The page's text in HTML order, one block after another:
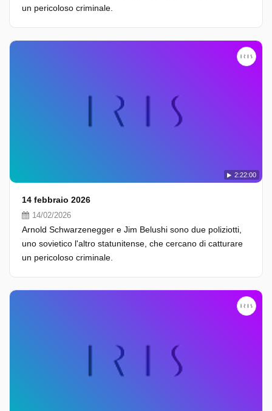
un pericoloso criminale.
2:22:00
14 febbraio 2026
14/02/2026
Arnold Schwarzenegger e Jim Belushi sono due poliziotti,
uno sovietico l'altro statunitense, che cercano di catturare
un pericoloso criminale.